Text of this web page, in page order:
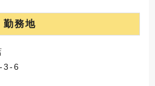
勤務地
3-6